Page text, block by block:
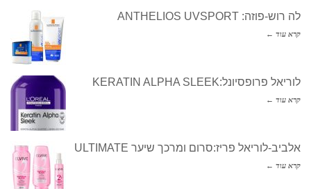
לה רוש-פוזה: ANTHELIOS UVSPORT
קרא עוד ←
לוריאל פרופסיונל:KERATIN ALPHA SLEEK
קרא עוד ←
אלביב-לוריאל פריז:סרום ומרכך שיער ULTIMATE
קרא עוד ←